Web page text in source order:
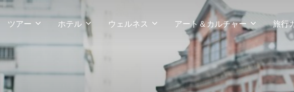
ツアー ホテル ウェルネス アート＆カルチャー 旅行